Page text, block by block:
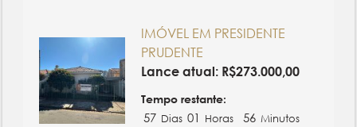
IMÓVEL EM PRESIDENTE
PRUDENTE
Lance atual: R$273.000,00
Tempo restante:
57 Dias 01 Horas 56 Minutos